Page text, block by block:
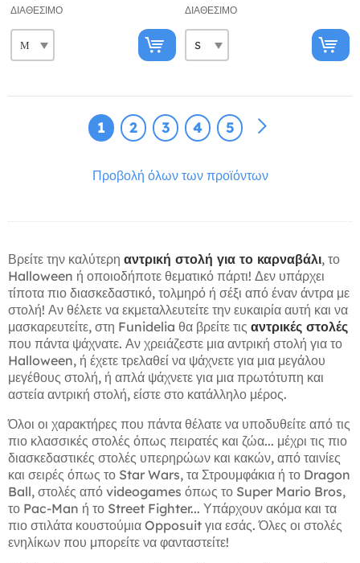
ΔΙΑΘΈΣΙΜΟ ΔΙΑΘΈΣΙΜΟ
1 2 3 4 5
Προβολή όλων των προϊόντων
Βρείτε την καλύτερη αντρική στολή για το καρναβάλι, το
Halloween ή οποιοδήποτε θεματικό πάρτι! Δεν υπάρχει
τίποτα πιο διασκεδαστικό, τολμηρό ή σέξι από έναν άντρα με
στολή! Αν θέλετε να εκμεταλλευτείτε την ευκαιρία αυτή και να
μασκαρευτείτε, στη Funidelia θα βρείτε τις αντρικές στολές
που πάντα ψάχνατε. Αν χρειάζεστε μια αντρική στολή για το
Halloween, ή έχετε τρελαθεί να ψάχνετε για μια μεγάλου
μεγέθους στολή, ή απλά ψάχνετε για μια πρωτότυπη και
αστεία αντρική στολή, είστε στο κατάλληλο μέρος.
Όλοι οι χαρακτήρες που πάντα θέλατε να υποδυθείτε από τις
πιο κλασσικές στολές όπως πειρατές και ζώα... μέχρι τις πιο
διασκεδαστικές στολές υπερηρώων και κακών, από ταινίες
και σειρές όπως το Star Wars, τα Στρουμφάκια ή το Dragon
Ball, στολές από videogames όπως το Super Mario Bros,
το Pac-Man ή το Street Fighter... Υπάρχουν ακόμα και τα
πιο στιλάτα κουστούμια Opposuit για εσάς. Όλες οι στολές
ενηλίκων που μπορείτε να φανταστείτε!